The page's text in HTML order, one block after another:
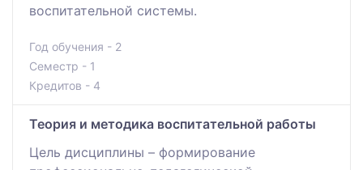
воспитательной системы.
Год обучения - 2
Семестр - 1
Кредитов - 4
Теория и методика воспитательной работы
Цель дисциплины – формирование